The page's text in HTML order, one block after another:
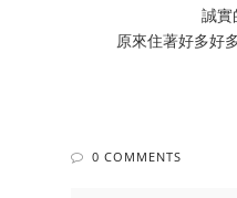
誠實
原來住著好多好
0 COMMENTS